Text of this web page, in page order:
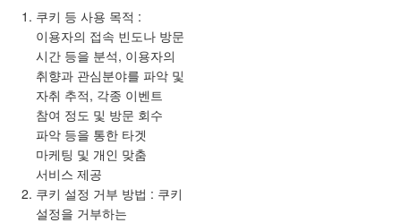
쿠키 등 사용 목적 :
이용자의 접속 빈도나 방문
시간 등을 분석, 이용자의
취향과 관심분야를 파악 및
자취 추적, 각종 이벤트
참여 정도 및 방문 회수
파악 등을 통한 타겟
마케팅 및 개인 맞춤
서비스 제공
쿠키 설정 거부 방법 : 쿠키
설정을 거부하는